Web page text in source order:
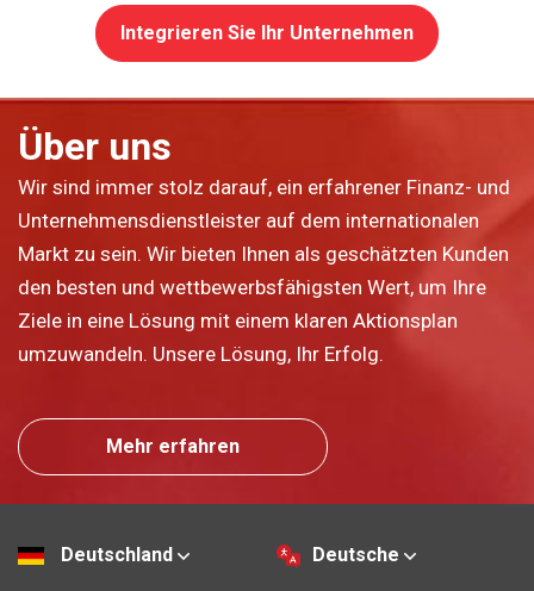
Integrieren Sie Ihr Unternehmen
Über uns
Wir sind immer stolz darauf, ein erfahrener Finanz- und
Unternehmensdienstleister auf dem internationalen
Markt zu sein. Wir bieten Ihnen als geschätzten Kunden
den besten und wettbewerbsfähigsten Wert, um Ihre
Ziele in eine Lösung mit einem klaren Aktionsplan
umzuwandeln. Unsere Lösung, Ihr Erfolg.
Mehr erfahren
Deutschland Deutsche